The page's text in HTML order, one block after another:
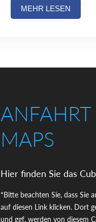
MEHR LESEN
MAPS
Hier finden Sie das
*Bitte beachten Sie, dass Sie
auf diesen Link klicken. Dort
und ggf. werden von diesem